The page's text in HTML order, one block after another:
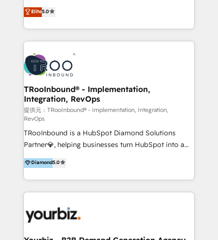
tomar decisiones basadas en datos. 🌎 Highlights:
5+ años como partner HubSpot 100+
LATAM 2025 🏆 Impulsamos crecimiento con CRM +
IA en múltiples industrias. 👉 ¿Listo para transformar
procesos comerciales de las empresas en
Latinoamérica, con un enfoque en Marketing, Ventas
y Servicio al Cliente. Somos un equipo de trabajo
multidisciplinario de alto rendimiento, con
conocimiento y experiencia enfocado en: 1.
Optimizar la eficiencia operativa de nuestros
clientes 2. Mejorar la experiencia del cliente 3.
Asegurar resultados medibles Nos especializamos
en bancos, seguros, e-commerce, Desarrolladores
Inmobiliarios y Empresas Distribuidoras de
Productos
Elite5.0
TRooInbound® - Implementation,
Integration, RevOps
提供元：TRooInbound® - Implementation, Integration,
RevOps
TRooInbound is a HubSpot Diamond Solutions
Partner💎, helping businesses turn HubSpot into a
scalable growth engine. We work with startups, mid-
market, and enterprise teams to maximize
HubSpot’s full potential through: 💎HubSpot Audits,
Management & Optimization 💎RevOps-powered
Brand Development, Growth Strategy, AI SEO &
Integrations 💎Go-To-Market (GTM) Strategies &
Diamond5.0